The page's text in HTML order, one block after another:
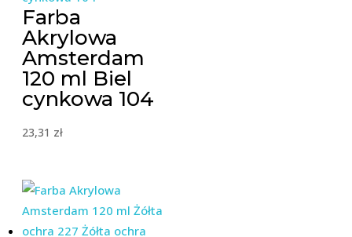
Farba
Akrylowa
Amsterdam
120 ml Biel
cynkowa 104
23,31 zł